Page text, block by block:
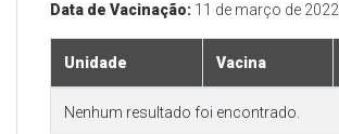
Data de Vacinação: 11 de março de 2022
Unidade Vacina
Nenhum resultado foi encontrado.